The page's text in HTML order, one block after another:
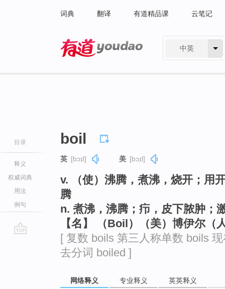
词典 翻译 有道精品课 云笔记
中英
目录
释义
权威词典
用法
例句
boil
英 [bɔɪl] 美 [bɔɪl]
v. （使）沸腾，煮沸，烧开；用
腾
n. 煮沸，沸腾；疖，皮下脓肿；
【名】 （Boil）（美）博伊尔（
[ 复数 boils 第三人称单数 boils
去分词 boiled ]
网络释义 专业释义 英英释义